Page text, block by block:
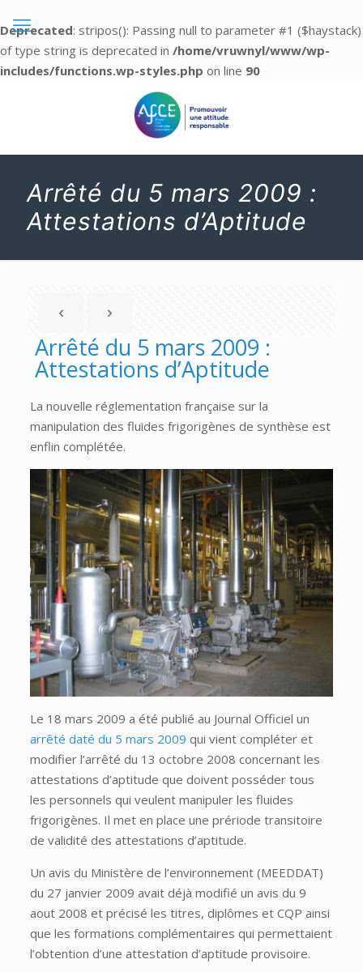
Deprecated: stripos(): Passing null to parameter #1 ($haystack)
of type string is deprecated in /home/vruwnyl/www/wp-
includes/functions.wp-styles.php on line 90
Arrêté du 5 mars 2009 :
Attestations d’Aptitude
Arrêté du 5 mars 2009 :
Attestations d’Aptitude
La nouvelle réglementation française sur la
manipulation des fluides frigorigènes de synthèse est
enflin complétée.
Le 18 mars 2009 a été publié au Journal Officiel un
arrêté daté du 5 mars 2009 qui vient compléter et
modifier l’arrêté du 13 octobre 2008 concernant les
attestations d’aptitude que doivent posséder tous
les personnels qui veulent manipuler les fluides
frigorigènes. Il met en place une prériode transitoire
de validité des attestations d’aptitude.
Un avis du Ministère de l’environnement (MEEDDAT)
du 27 janvier 2009 avait déjà modifié un avis du 9
aout 2008 et précisé les titres, diplômes et CQP ainsi
que les formations complémentaires qui permettaient
l’obtention d’une attestation d’aptitude provisoire.